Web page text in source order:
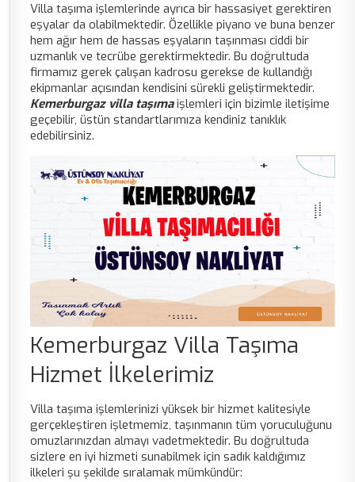
Villa taşıma işlemlerinde ayrıca bir hassasiyet gerektiren
eşyalar da olabilmektedir. Özellikle piyano ve buna benzer
hem ağır hem de hassas eşyaların taşınması ciddi bir
uzmanlık ve tecrübe gerektirmektedir. Bu doğrultuda
firmamız gerek çalışan kadrosu gerekse de kullandığı
ekipmanlar açısından kendisini sürekli geliştirmektedir.
Kemerburgaz villa taşımaişlemleri için bizimle iletişime
geçebilir, üstün standartlarımıza kendiniz tanıklık
edebilirsiniz.
Kemerburgaz Villa Taşıma
Hizmet İlkelerimiz
Villa taşıma işlemlerinizi yüksek bir hizmet kalitesiyle
gerçekleştiren işletmemiz, taşınmanın tüm yoruculuğunu
omuzlarınızdan almayı vadetmektedir. Bu doğrultuda
sizlere en iyi hizmeti sunabilmek için sadık kaldığımız
ilkeleri şu şekilde sıralamak mümkündür: